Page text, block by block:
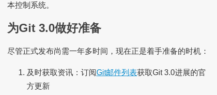
本控制系统。
为Git 3.0做好准备
尽管正式发布尚需一年多时间，现在正是着手准备的时机：
及时获取资讯：订阅Git邮件列表获取Git 3.0进展的官
方更新